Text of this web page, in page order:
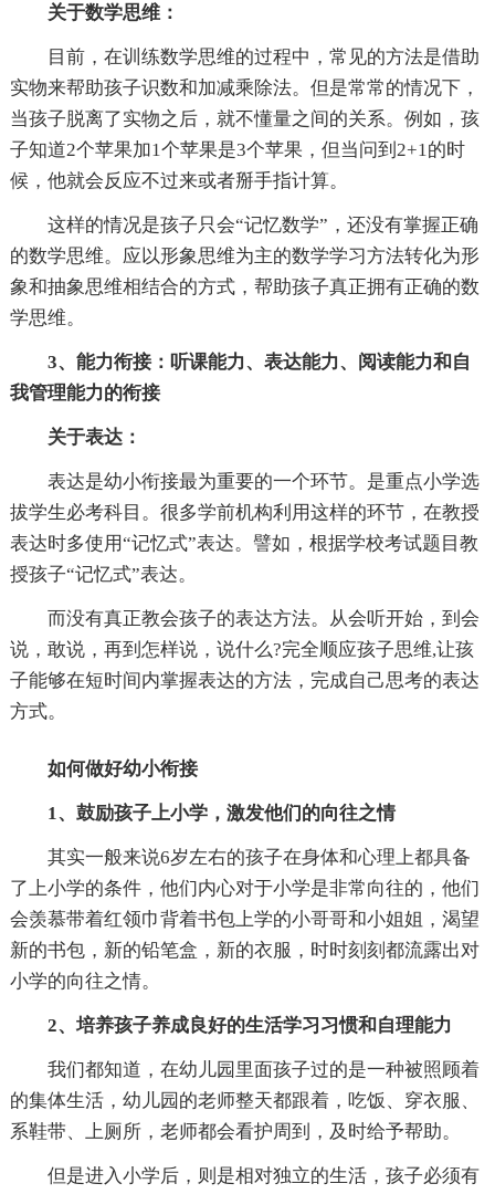
关于数学思维：
目前，在训练数学思维的过程中，常见的方法是借助
实物来帮助孩子识数和加减乘除法。但是常常的情况下，
当孩子脱离了实物之后，就不懂量之间的关系。例如，孩
子知道2个苹果加1个苹果是3个苹果，但当问到2+1的时
候，他就会反应不过来或者掰手指计算。
这样的情况是孩子只会“记忆数学”，还没有掌握正确
的数学思维。应以形象思维为主的数学学习方法转化为形
象和抽象思维相结合的方式，帮助孩子真正拥有正确的数
学思维。
3、能力衔接：听课能力、表达能力、阅读能力和自
我管理能力的衔接
关于表达：
表达是幼小衔接最为重要的一个环节。是重点小学选
拔学生必考科目。很多学前机构利用这样的环节，在教授
表达时多使用“记忆式”表达。譬如，根据学校考试题目教
授孩子“记忆式”表达。
而没有真正教会孩子的表达方法。从会听开始，到会
说，敢说，再到怎样说，说什么?完全顺应孩子思维,让孩
子能够在短时间内掌握表达的方法，完成自己思考的表达
方式。
如何做好幼小衔接
1、鼓励孩子上小学，激发他们的向往之情
其实一般来说6岁左右的孩子在身体和心理上都具备
了上小学的条件，他们内心对于小学是非常向往的，他们
会羡慕带着红领巾背着书包上学的小哥哥和小姐姐，渴望
新的书包，新的铅笔盒，新的衣服，时时刻刻都流露出对
小学的向往之情。
2、培养孩子养成良好的生活学习习惯和自理能力
我们都知道，在幼儿园里面孩子过的是一种被照顾着
的集体生活，幼儿园的老师整天都跟着，吃饭、穿衣服、
系鞋带、上厕所，老师都会看护周到，及时给予帮助。
但是进入小学后，则是相对独立的生活，孩子必须有